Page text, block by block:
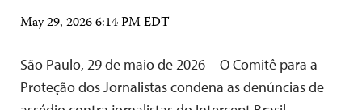
May 29, 2026 6:14 PM EDT
São Paulo, 29 de maio de 2026—O Comitê para a
Proteção dos Jornalistas condena as denúncias de